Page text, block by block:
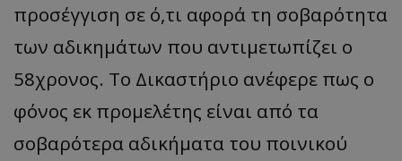
προσέγγιση σε ό,τι αφορά τη σοβαρότητα
των αδικημάτων που αντιμετωπίζει ο
58χρονος. Το Δικαστήριο ανέφερε πως ο
φόνος εκ προμελέτης είναι από τα
σοβαρότερα αδικήματα του ποινικού